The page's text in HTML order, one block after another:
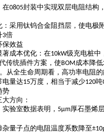
在0805封装中实现双层电阻结构
：采用钛钨合金阻挡层，使电极
3倍
保效益
著成本优化：在10kW级充电桩中
传统插件方案，使BOM成本降低
从全生命周期看，高功率电阻
电量达15万度，相当于减少120吨
势
方向：
实验室数据表明， 5μm厚石墨烯
杂量子点的电阻温度系数降至